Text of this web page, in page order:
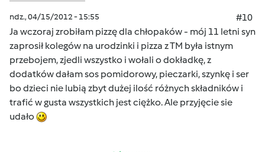
ndz., 04/15/2012 - 15:55
#10
Ja wczoraj zrobiłam pizzę dla chłopaków - mój 11 letni syn
zaprosił kolegów na urodzinki i pizza z TM była istnym
przebojem, zjedli wszystko i wołali o dokładkę, z
dodatków dałam sos pomidorowy, pieczarki, szynkę i ser
bo dzieci nie lubią zbyt dużej ilość różnych składników i
trafić w gusta wszystkich jest ciężko. Ale przyjęcie sie
udało